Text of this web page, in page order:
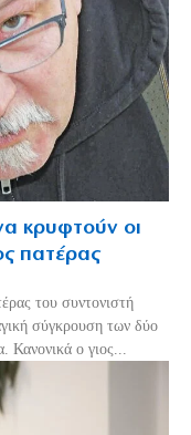
κρυφτούν οι
πατέρας
του συντονιστή
σύγκρουση των δύο
ο γιος...